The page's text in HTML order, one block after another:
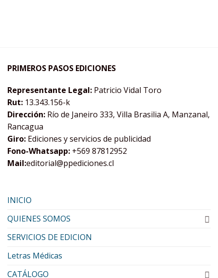
PRIMEROS PASOS EDICIONES
Representante Legal: Patricio Vidal Toro
Rut: 13.343.156-k
Dirección: Río de Janeiro 333, Villa Brasilia A, Manzanal,
Rancagua
Giro: Ediciones y servicios de publicidad
Fono-Whatsapp: +569 87812952
Mail:editorial@ppediciones.cl
INICIO
QUIENES SOMOS
SERVICIOS DE EDICION
Letras Médicas
CATÁLOGO